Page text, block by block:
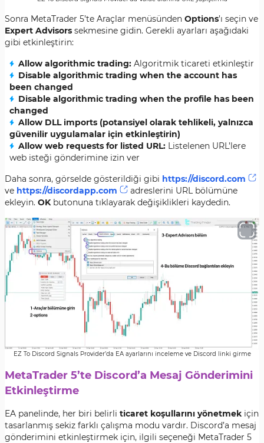
Sonra MetaTrader 5’te Araçlar menüsünden Options’ı seçin ve
Expert Advisors sekmesine gidin. Gerekli ayarları aşağıdaki
gibi etkinleştirin:
Allow algorithmic trading: Algoritmik ticareti etkinleştir
Disable algorithmic trading when the account has
been changed
Disable algorithmic trading when the profile has been
changed
Allow DLL imports (potansiyel olarak tehlikeli, yalnızca
güvenilir uygulamalar için etkinleştirin)
Allow web requests for listed URL: Listelenen URL’lere
web isteği gönderimine izin ver
Daha sonra, görselde gösterildiği gibi https://discord.com
ve https://discordapp.com
adreslerini URL bölümüne
ekleyin. OKbutonuna tıklayarak değişiklikleri kaydedin.
EZ To Discord Signals Provider’da EA ayarlarını inceleme ve Discord linki girme
MetaTrader 5’te Discord’a Mesaj Gönderimini
Etkinleştirme
EA panelinde, her biri belirli ticaret koşullarını yönetmek için
tasarlanmış sekiz farklı çalışma modu vardır. Discord’a mesaj
gönderimini etkinleştirmek için, ilgili seçeneği MetaTrader 5